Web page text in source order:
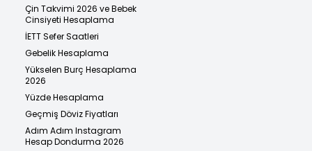
Çin Takvimi 2026 ve Bebek
Cinsiyeti Hesaplama
İETT Sefer Saatleri
Gebelik Hesaplama
Yükselen Burç Hesaplama
2026
Yüzde Hesaplama
Geçmiş Döviz Fiyatları
Adım Adım Instagram
Hesap Dondurma 2026